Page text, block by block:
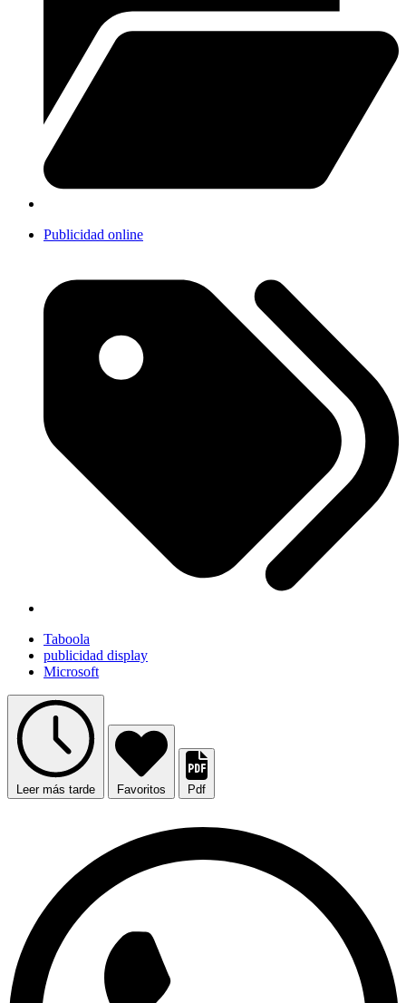
Publicidad online
Taboola
publicidad display
Microsoft
Leer más tarde Favoritos Pdf